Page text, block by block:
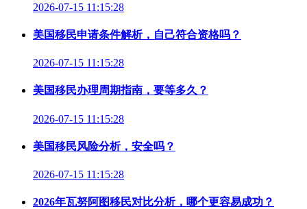
2026-07-15 11:15:28
美国移民申请条件解析，自己符合资格吗？
2026-07-15 11:15:28
美国移民办理周期指南，要等多久？
2026-07-15 11:15:28
美国移民风险分析，安全吗？
2026-07-15 11:15:28
2026年瓦努阿图移民对比分析，哪个更容易成功？